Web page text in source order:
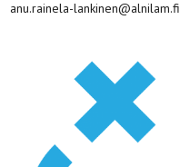
anu.rainela-lankinen@alnilam.fi